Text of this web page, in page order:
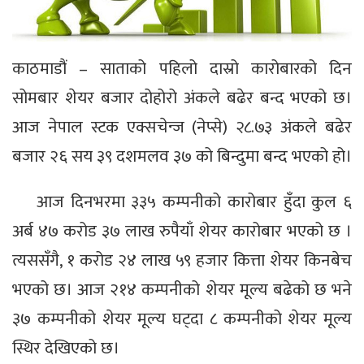
काठमाडौं – साताको पहिलो दास्रो कारोबारको दिन
सोमबार शेयर बजार दोहोरो अंकले बढेर बन्द भएको छ।
आज नेपाल स्टक एक्सचेन्ज (नेप्से) २८.७३ अंकले बढेर
बजार २६ सय ३९ दशमलव ३७ को बिन्दुमा बन्द भएको हो।
आज दिनभरमा ३३५ कम्पनीको कारोबार हुँदा कुल ६
अर्ब ४७ करोड ३७ लाख रुपैयाँ शेयर कारोबार भएको छ ।
त्यससँगै, १ करोड २४ लाख ५९ हजार कित्ता शेयर किनबेच
भएको छ। आज २१४ कम्पनीको शेयर मूल्य बढेको छ भने
३७ कम्पनीको शेयर मूल्य घट्दा ८ कम्पनीको शेयर मूल्य
स्थिर देखिएको छ।